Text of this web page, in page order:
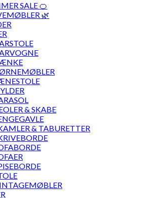
SALE 🍊
🌿
& SKABE
& TABURETTER